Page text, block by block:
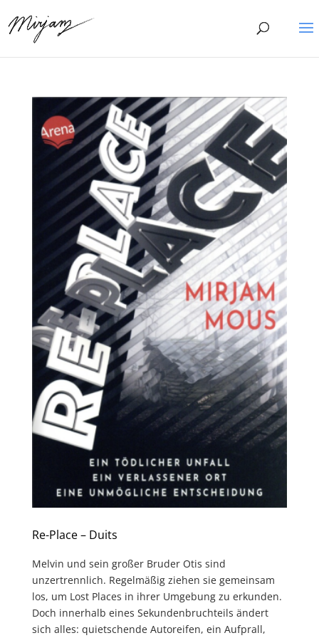
Re-Place – Duits
Melvin und sein großer Bruder Otis sind
unzertrennlich. Regelmäßig ziehen sie gemeinsam
los, um Lost Places in ihrer Umgebung zu erkunden.
Doch innerhalb eines Sekundenbruchteils ändert
sich alles: quietschende Autoreifen, ein Aufprall,